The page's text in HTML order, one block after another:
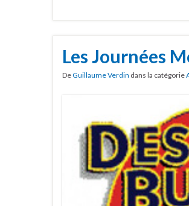
Les Journées
DeGuillaume Verdin dans la catégorie